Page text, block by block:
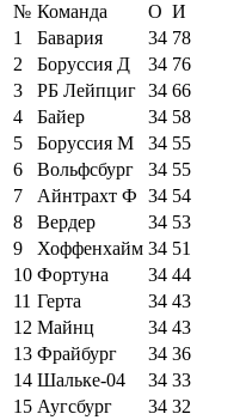
№ Команда О И
1
Бавария 34 78
2
Боруссия Д 34 76
3
РБ Лейпциг 34 66
4
Байер 34 58
5
Боруссия М 34 55
6
Вольфсбург 34 55
7
Айнтрахт Ф 34 54
8
Вердер 34 53
9
Хоффенхайм 34 51
10 Фортуна 34 44
11 Герта 34 43
12 Майнц 34 43
13 Фрайбург 34 36
14 Шальке-04 34 33
15 Аугсбург 34 32